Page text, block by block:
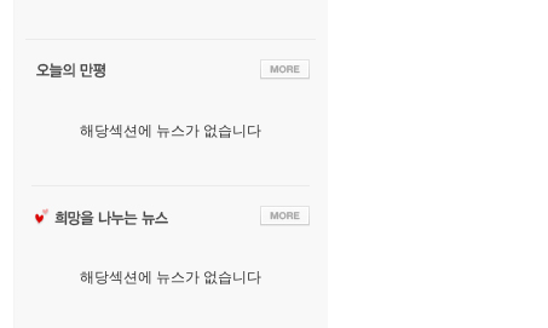
해당섹션에 뉴스가 없습니다
해당섹션에 뉴스가 없습니다